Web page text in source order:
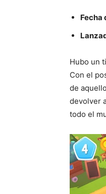
Fecha
Hubo un
Con el
de
devolver
todo el